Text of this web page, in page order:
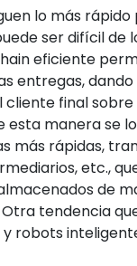
lo más rápido
ser difícil de
eficiente
entregas,
final
esta manera se
más rápidas,
etc.,
de
tendencia
y robots